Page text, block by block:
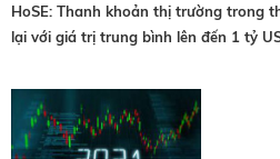
HoSE: Thanh khoản thị trường trong
lại với giá trị trung bình lên đến 1 tỷ